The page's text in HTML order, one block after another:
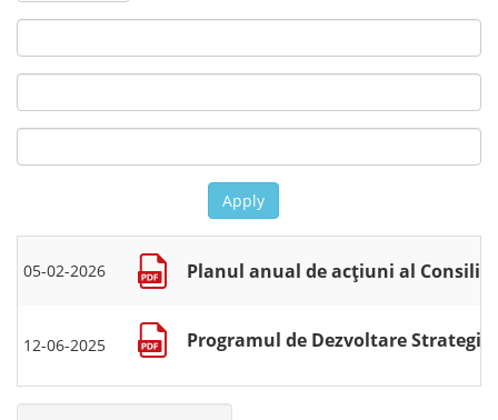
Apply
05-02-2026 Planul anual de acțiuni al
12-06-2025 Programul de Dezvoltare